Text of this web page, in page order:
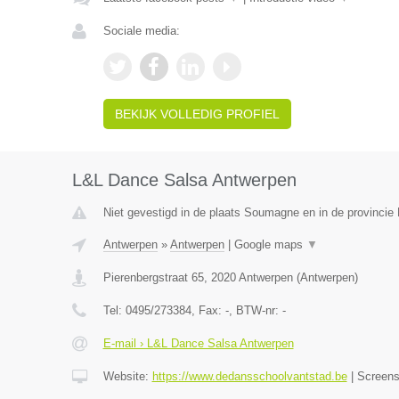
Sociale media:
BEKIJK VOLLEDIG PROFIEL
L&L Dance Salsa Antwerpen
Niet gevestigd in de plaats Soumagne en in de provincie
Antwerpen» Antwerpen| Google maps ▼
Pierenbergstraat 65, 2020 Antwerpen(Antwerpen)
Tel: 0495/273384, Fax: -, BTW-nr: -
E-mail › L&L Dance Salsa Antwerpen
Website: https://www.dedansschoolvantstad.be|